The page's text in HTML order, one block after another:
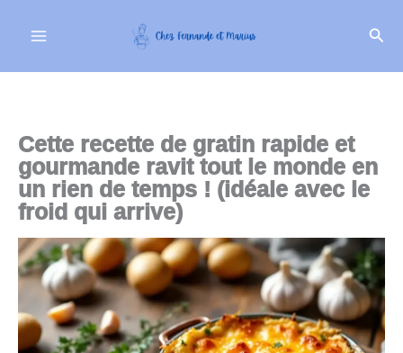
Cette recette de gratin rapide et
gourmande ravit tout le monde en
un rien de temps ! (idéale avec le
froid qui arrive)